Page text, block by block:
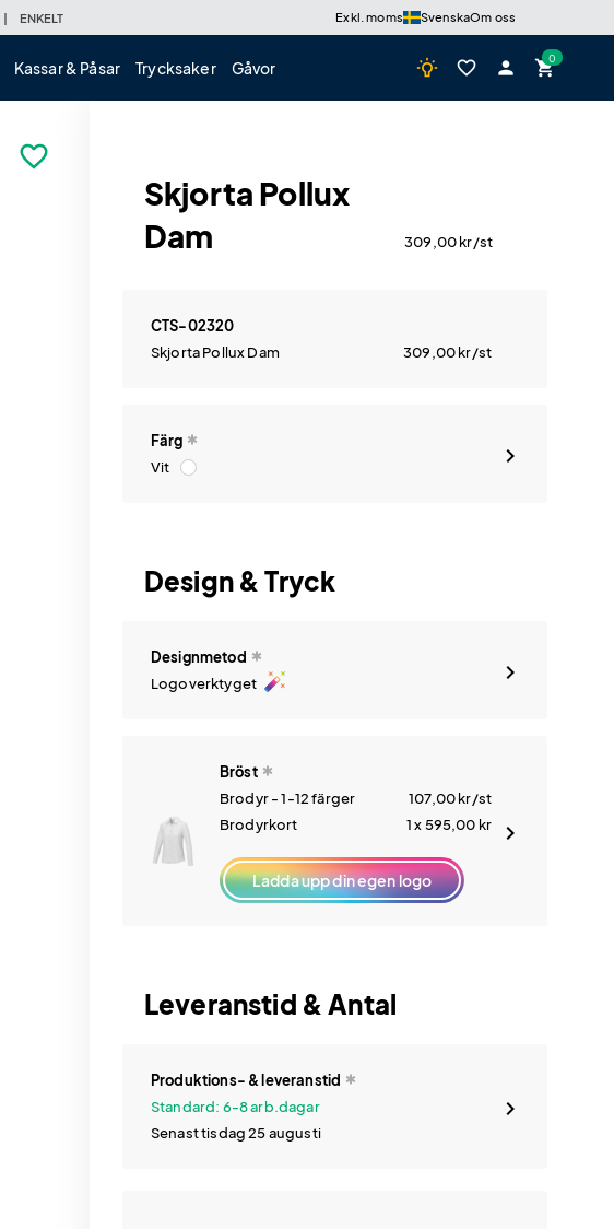
| ENKELT Exkl. moms SvenskaOm oss
Kassar & Påsar Trycksaker Gåvor wb_incandescent favorite_border person shopping_cart
favorite_border
Skjorta Pollux
Dam
309,00kr/st
CTS-02320
Skjorta Pollux Dam
309,00kr/st
Färg
Vit
Design & Tryck
Designmetod
Logoverktyget auto_fix_high
Bröst
Brodyr - 1-12 färger
107,00kr/st
Brodyrkort
1 x 595,00 kr
Ladda upp din egen logo
Leveranstid & Antal
Produktions- & leveranstid
Standard: 6-8 arb.dagar
Senast tisdag 25 augusti